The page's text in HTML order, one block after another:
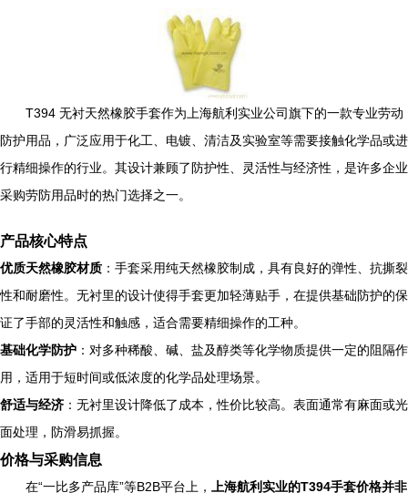
T394 无衬天然橡胶手套作为上海航利实业公司旗下的一款专业劳动
防护用品，广泛应用于化工、电镀、清洁及实验室等需要接触化学品或进
行精细操作的行业。其设计兼顾了防护性、灵活性与经济性，是许多企业
采购劳防用品时的热门选择之一。
产品核心特点
优质天然橡胶材质 ：手套采用纯天然橡胶制成，具有良好的弹性、抗撕裂
性和耐磨性。无衬里的设计使得手套更加轻薄贴手，在提供基础防护的保
证了手部的灵活性和触感，适合需要精细操作的工种。
基础化学防护 ：对多种稀酸、碱、盐及醇类等化学物质提供一定的阻隔作
用，适用于短时间或低浓度的化学品处理场景。
舒适与经济 ：无衬里设计降低了成本，性价比较高。表面通常有麻面或光
面处理，防滑易抓握。
价格与采购信息
在“一比多产品库”等B2B平台上，
上海航利实业的T394手套价格并非